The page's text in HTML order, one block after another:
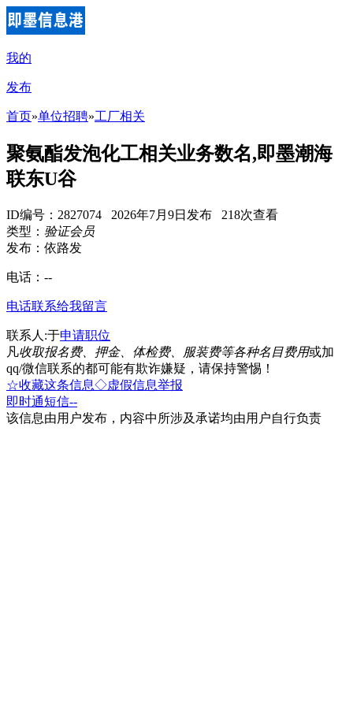
我的
发布
首页»单位招聘»工厂相关
聚氨酯发泡化工相关业务数名,即墨潮海
联东U谷
ID编号：2827074 2026年7月9日发布 218次查看
类型： 验证会员
发布：依路发
电话： --
电话联系给我留言
联系人:于申请职位
凡收取报名费、押金、体检费、服装费等各种名目费用或加
qq/微信联系的都可能有欺诈嫌疑，请保持警惕！
☆收藏这条信息◇虚假信息举报
即时通短信--
该信息由用户发布，内容中所涉及承诺均由用户自行负责